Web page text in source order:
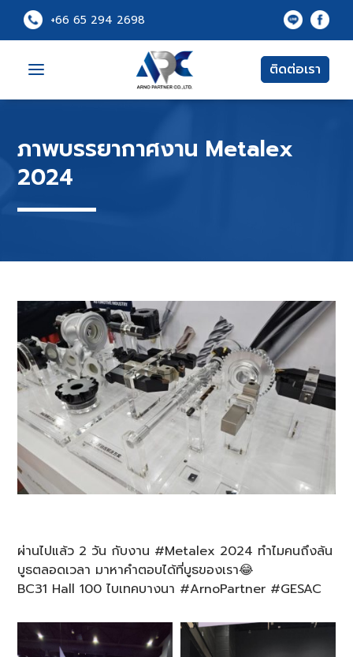
+66 65 294 2698
a ติดต่อเรา
ภาพบรรยากาศงาน Metalex
2024
ผ่านไปแล้ว 2 วัน กับงาน #Metalex 2024 ทำไมคนถึงล้น
บูธตลอดเวลา มาหาคำตอบได้ที่บูธของเรา😂
BC31 Hall 100 ไบเทคบางนา #ArnoPartner #GESAC